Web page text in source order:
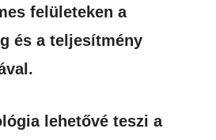
felületeken a
és a teljesítmény
lehetővé teszi a